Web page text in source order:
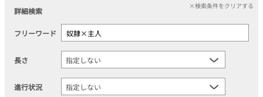
詳細検索
×検索条件をクリアする
フリーワード
長さ
進行状況